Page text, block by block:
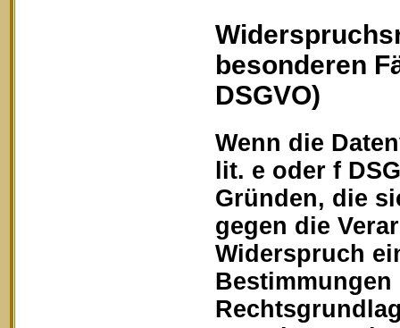
besonderen
DSGVO)
Wenn die
lit. e oder f
Gründen, die
gegen die
Widerspruch